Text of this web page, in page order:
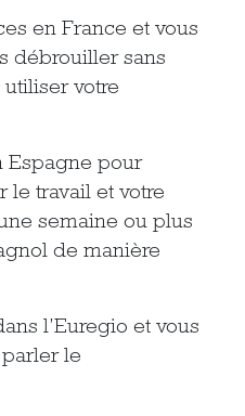
en France et vous
débrouiller sans
votre
Espagne pour
le travail et votre
semaine ou plus
de manière
l’Euregio et vous
le